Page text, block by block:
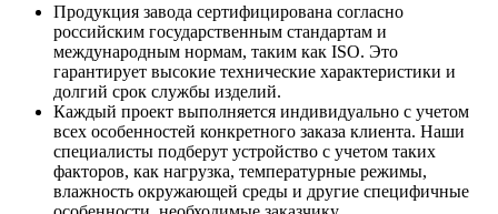
Продукция завода сертифицирована согласно
российским государственным стандартам и
международным нормам, таким как ISO. Это
гарантирует высокие технические характеристики и
долгий срок службы изделий.
Каждый проект выполняется индивидуально с учетом
всех особенностей конкретного заказа клиента. Наши
специалисты подберут устройство с учетом таких
факторов, как нагрузка, температурные режимы,
влажность окружающей среды и другие специфичные